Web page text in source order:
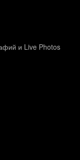
и Live Photos